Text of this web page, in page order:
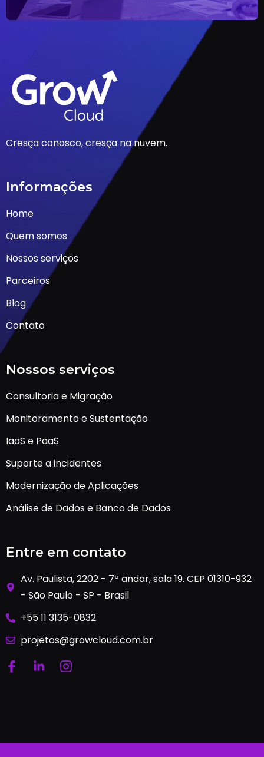
Cresça conosco, cresça na nuvem.
Informações
Home
Quem somos
Nossos serviços
Parceiros
Blog
Contato
Nossos serviços
Consultoria e Migração
Monitoramento e Sustentação
IaaS e PaaS
Suporte a incidentes
Modernização de Aplicações
Análise de Dados e Banco de Dados
Entre em contato
Av. Paulista, 2202 - 7º andar, sala 19. CEP 01310-932
- São Paulo - SP - Brasil
+55 11 3135-0832
projetos@growcloud.com.br